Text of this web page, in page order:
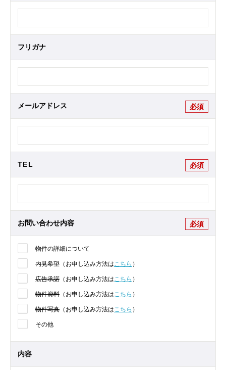
フリガナ
メールアドレス 必須
TEL 必須
お問い合わせ内容 必須
物件の詳細について
内見希望 （お申し込み方法はこちら ）
広告承諾 （お申し込み方法はこちら ）
物件資料 （お申し込み方法はこちら ）
物件写真 （お申し込み方法はこちら ）
その他
内容